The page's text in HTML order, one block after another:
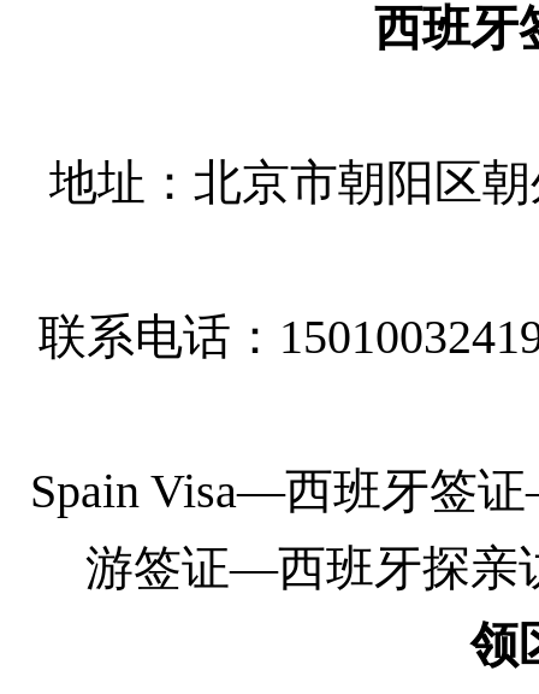
西班牙
地址：北京市朝阳区
联系电话：
Spain Visa—西班牙签
游签证—西班牙探亲
领